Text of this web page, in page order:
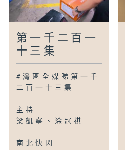
第一千二百一
十三集
#灣區全媒睇第一千
二百一十三集
主持
梁凱寧、涂冠祺
南北快閃